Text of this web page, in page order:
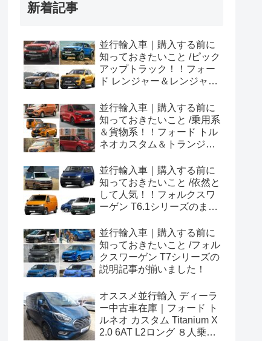
新着記事
並行輸入車｜購入する前に
知っておきたいこと /ピック
アップトラック！！フォー
ド レンジャー＆レンジャー
め！
並行輸入車｜購入する前に
知っておきたいこと /乗用系
＆貨物系！！フォード トル
ネオカスタム＆トランジッ
め！
並行輸入車｜購入する前に
知っておきたいこと /依然と
して人気！！フォルクスワ
ーゲン T6.1シリーズのまと
並行輸入車｜購入する前に
知っておきたいこと /フォル
クスワーゲン T7シリーズの
説明記事が揃いました！
オススメ並行輸入 ディーラ
ー中古車在庫｜フォード ト
ルネオ カスタム Titanium X
2.0 6AT L2ロング ８人乗り